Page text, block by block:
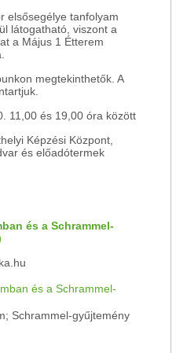
elsősegélye tanfolyam
látogatható, viszont a
a Május 1 Étterem
megtekinthetők. A
11,00 és 19,00 óra között
Képzési Központ,
és előadótermek
és a Schrammel-
Schrammel-gyűjtemény